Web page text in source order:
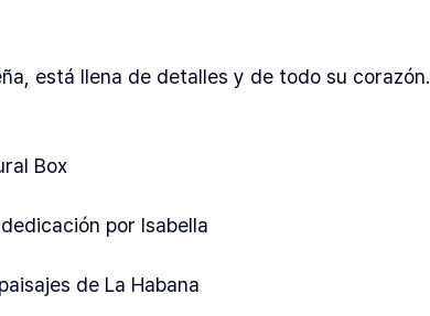
está llena de detalles y de todo su corazón.
Box
por Isabella
de La Habana